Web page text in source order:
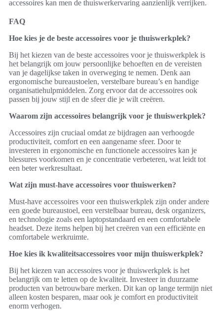
accessoires kan men de thuiswerkervaring aanzienlijk verrijken.
FAQ
Hoe kies je de beste accessoires voor je thuiswerkplek?
Bij het kiezen van de beste accessoires voor je thuiswerkplek is
het belangrijk om jouw persoonlijke behoeften en de vereisten
van je dagelijkse taken in overweging te nemen. Denk aan
ergonomische bureaustoelen, verstelbare bureau’s en handige
organisatiehulpmiddelen. Zorg ervoor dat de accessoires ook
passen bij jouw stijl en de sfeer die je wilt creëren.
Waarom zijn accessoires belangrijk voor je thuiswerkplek?
Accessoires zijn cruciaal omdat ze bijdragen aan verhoogde
productiviteit, comfort en een aangename sfeer. Door te
investeren in ergonomische en functionele accessoires kan je
blessures voorkomen en je concentratie verbeteren, wat leidt tot
een beter werkresultaat.
Wat zijn must-have accessoires voor thuiswerken?
Must-have accessoires voor een thuiswerkplek zijn onder andere
een goede bureaustoel, een verstelbaar bureau, desk organizers,
en technologie zoals een laptopstandaard en een comfortabele
headset. Deze items helpen bij het creëren van een efficiënte en
comfortabele werkruimte.
Hoe kies ik kwaliteitsaccessoires voor mijn thuiswerkplek?
Bij het kiezen van accessoires voor je thuiswerkplek is het
belangrijk om te letten op de kwaliteit. Investeer in duurzame
producten van betrouwbare merken. Dit kan op lange termijn niet
alleen kosten besparen, maar ook je comfort en productiviteit
enorm verhogen.